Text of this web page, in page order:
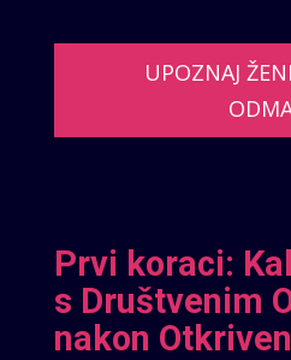
UPOZNAJ
Prvi koraci:
s Društvenim
nakon